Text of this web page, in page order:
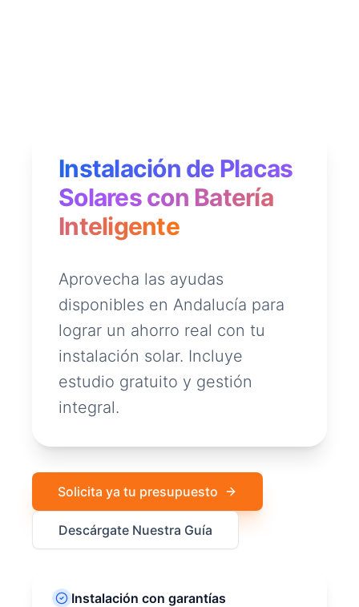
Instalación de Placas
Solares con Batería
Inteligente
Aprovecha las ayudas
disponibles en Andalucía para
lograr un ahorro real con tu
instalación solar. Incluye
estudio gratuito y gestión
integral.
Solicita ya tu presupuesto
Descárgate Nuestra Guía
Instalación con garantías